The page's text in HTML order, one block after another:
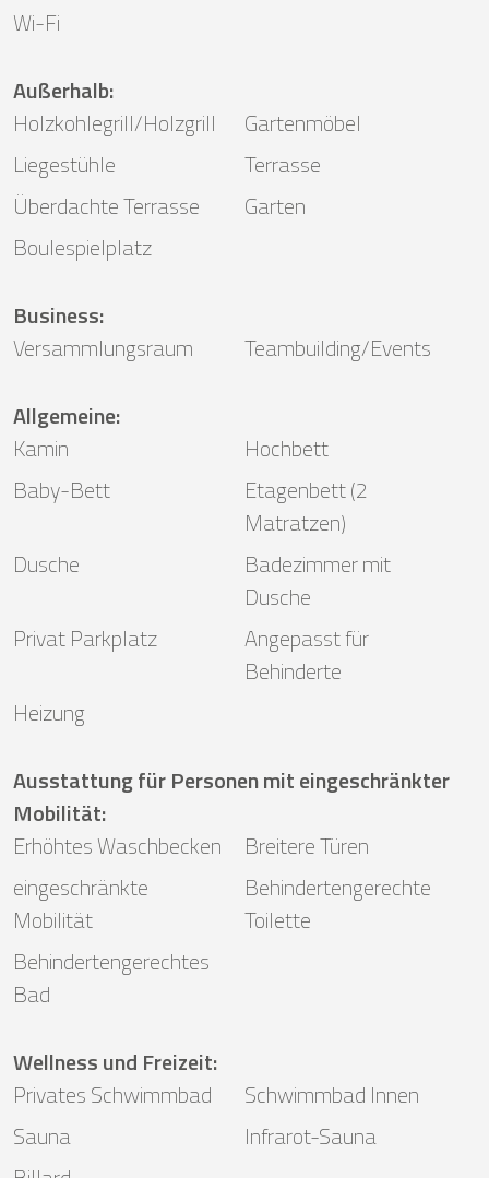
Wi-Fi
Außerhalb:
Holzkohlegrill/Holzgrill
Gartenmöbel
Liegestühle
Terrasse
Überdachte Terrasse
Garten
Boulespielplatz
Business:
Versammlungsraum
Teambuilding/Events
Allgemeine:
Kamin
Hochbett
Baby-Bett
Etagenbett (2
Matratzen)
Dusche
Badezimmer mit
Dusche
Privat Parkplatz
Angepasst für
Behinderte
Heizung
Ausstattung für Personen mit eingeschränkter
Mobilität:
Erhöhtes Waschbecken
Breitere Türen
eingeschränkte
Mobilität
Behindertengerechte
Toilette
Behindertengerechtes
Bad
Wellness und Freizeit:
Privates Schwimmbad
Schwimmbad Innen
Sauna
Infrarot-Sauna